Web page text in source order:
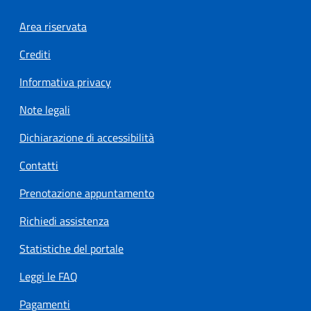
Footer menu
Area riservata
Crediti
Informativa privacy
Note legali
Dichiarazione di accessibilità
Contatti
Prenotazione appuntamento
Richiedi assistenza
Statistiche del portale
Leggi le FAQ
Pagamenti